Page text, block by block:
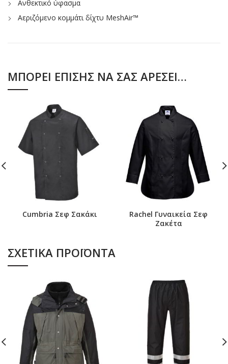
Ανθεκτικό ύφασμα
Αεριζόμενο κομμάτι δίχτυ MeshAir™
ΜΠΟΡΕΊ ΕΠΊΣΗΣ ΝΑ ΣΑΣ ΑΡΈΣΕΙ…
Cumbria Σεφ Σακάκι
Rachel Γυναικεία Σεφ
Ζακέτα
ΣΧΕΤΙΚΆ ΠΡΟΪΌΝΤΑ